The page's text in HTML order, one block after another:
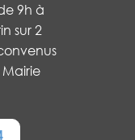
9h à
sur 2